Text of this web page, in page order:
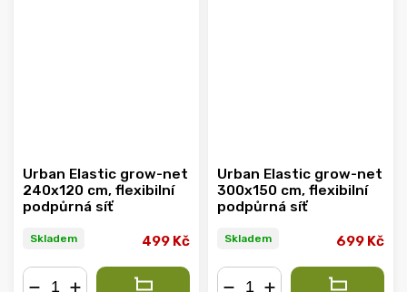
Urban Elastic grow-net
240x120 cm, flexibilní
podpůrná síť
Skladem 499 Kč
Urban Elastic grow-net
300x150 cm, flexibilní
podpůrná síť
Skladem 699 Kč